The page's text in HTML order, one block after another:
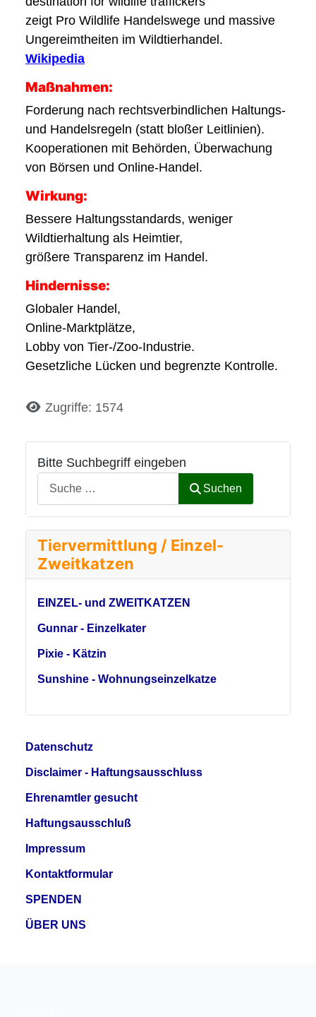
Bitte Suchbegriff eingeben
Suchen
Tiervermittlung / Einzel-
Zweitkatzen
EINZEL- und ZWEITKATZEN
Gunnar - Einzelkater
Pixie - Kätzin
Sunshine - Wohnungseinzelkatze
zeigt Pro Wildlife Handelswege und massive
Ungereimtheiten im Wildtierhandel.
Wikipedia
Maßnahmen:
Forderung nach rechtsverbindlichen Haltungs-
und Handelsregeln (statt bloßer Leitlinien).
Kooperationen mit Behörden, Überwachung
von Börsen und Online-Handel.
Wirkung:
Bessere Haltungsstandards, weniger
Wildtierhaltung als Heimtier,
größere Transparenz im Handel.
Hindernisse:
Globaler Handel,
Online-Marktplätze,
Lobby von Tier-/Zoo-Industrie.
Gesetzliche Lücken und begrenzte Kontrolle.
DetailsZugriffe: 1574
Datenschutz
Disclaimer - Haftungsausschluss
Ehrenamtler gesucht
Haftungsausschluß
Impressum
Kontaktformular
SPENDEN
ÜBER UNS